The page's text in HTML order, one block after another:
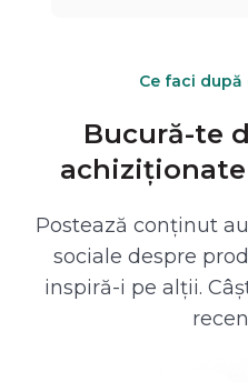
Ce faci
Bucură-te
Postează conținut
sociale despre
inspiră-i pe alții.